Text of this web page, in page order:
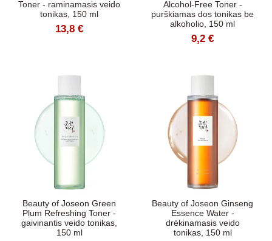
Toner - raminamasis veido
tonikas, 150 ml
13,8 €
Alcohol-Free Toner -
purškiamas dos tonikas be
alkoholio, 150 ml
9,2 €
Beauty of Joseon Green
Plum Refreshing Toner -
gaivinantis veido tonikas,
150 ml
Beauty of Joseon Ginseng
Essence Water -
drėkinamasis veido
tonikas, 150 ml